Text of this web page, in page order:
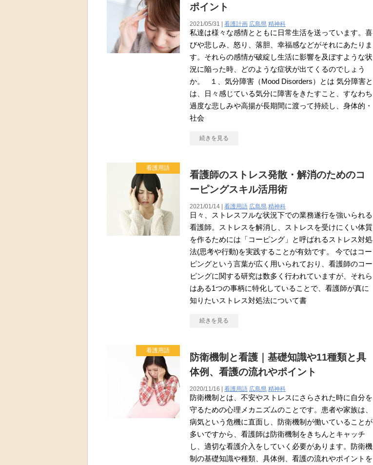
ポイント
2021/05/31 | 看護計画 広島県 精神科
私達は様々な感情とともに日常生活を送っています。喜
びや悲しみ、怒り、落胆、幸福感などがそれにあたりま
す。それらの感情が破綻し生活に影響を及ぼすような状
況に陥った時、どのような症状が出てくるのでしょう
か。 １、気分障害（Mood Disorders）とは 気分障害と
は、日々感じている気分に障害をきたすこと、すなわち
過度な悲しみや高揚が長期間に渡って持続し、身体的・
社会
続きを見る
看護用語
看護師のストレス発散・解消のためのコ
ーピングスキル活用術
2021/01/14 | 看護用語 広島県 精神科
日々、ストレスフルな状況下での業務遂行を強いられる
看護師。ストレスを解消し、ストレスを受けにくい体質
を作るためには「コーピング」と呼ばれるストレス対処
法(思考や行動)を実践することが有効です。 今ではコー
ピングという言葉が広く用いられており、看護師のコー
ピングに関する研究は数多く行われていますが、それら
はある1つの事柄に特化していることで、看護師が真に
知りたいストレス対処法について書
続きを見る
看護用語
防衛機制と看護｜基礎知識や11種類と具
体例、看護の流れやポイント
2020/11/16 | 看護用語 広島県 精神科
防衛機制とは、不安やストレスにさらされた時に自分を
守るための心理メカニズムのことです。患者や家族は、
病気という危機に直面し、防衛機制が働いていることが
多いですから、看護師は防衛機制をきちんとキャッチ
し、適切な看護介入をしていく必要があります。防衛機
制の基礎知識や種類、具体例、看護の流れやポイントを